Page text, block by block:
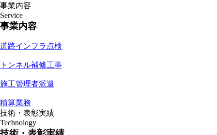
事業内容
Service
事業内容
道路インフラ点検
トンネル補修工事
施工管理者派遣
積算業務
技術・表彰実績
Technology